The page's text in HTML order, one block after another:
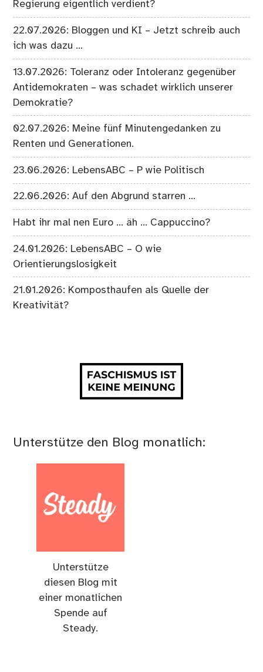
Regierung eigentlich verdient?
22.07.2026: Bloggen und KI – Jetzt schreib auch
ich was dazu …
13.07.2026: Toleranz oder Intoleranz gegenüber
Antidemokraten – was schadet wirklich unserer
Demokratie?
02.07.2026: Meine fünf Minutengedanken zu
Renten und Generationen.
23.06.2026: LebensABC – P wie Politisch
22.06.2026: Auf den Abgrund starren …
Habt ihr mal nen Euro … äh … Cappuccino?
24.01.2026: LebensABC – O wie
Orientierungslosigkeit
21.01.2026: Komposthaufen als Quelle der
Kreativität?
Unterstütze den Blog monatlich:
Unterstütze
diesen Blog mit
einer monatlichen
Spende auf
Steady.